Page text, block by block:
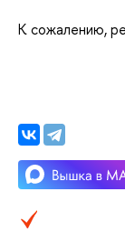
К сожалению,